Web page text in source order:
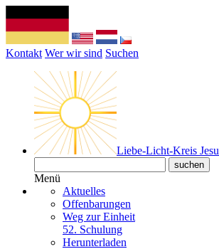
Kontakt Wer wir sind Suchen
Liebe-Licht-Kreis
Menü
Aktuelles
Offenbarungen
Weg zur Einheit
52. Schulung
Herunterladen